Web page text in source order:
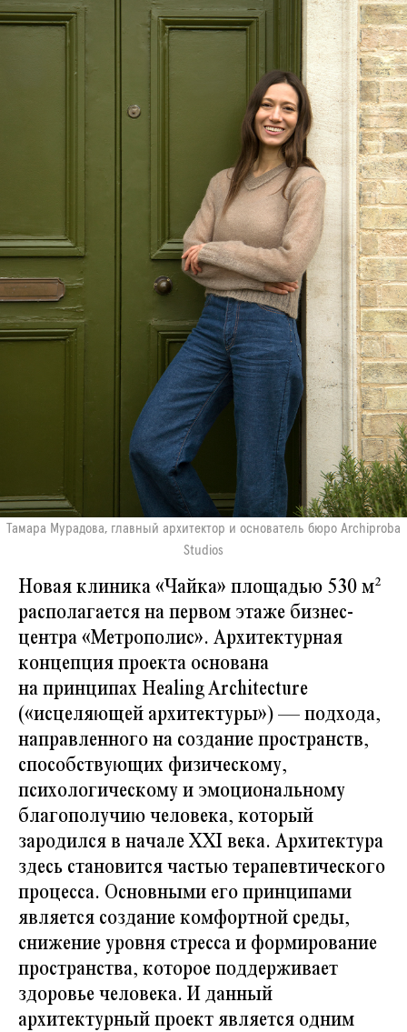
Тамара Мурадова, главный архитектор и основатель бюро Archiproba
Studios
Новая клиника «Чайка» площадью 530 м²
располагается на первом этаже бизнес-
центра «Метрополис». Архитектурная
концепция проекта основана
на принципах Healing Architecture
(«исцеляющей архитектуры») — подхода,
направленного на создание пространств,
способствующих физическому,
психологическому и эмоциональному
благополучию человека, который
зародился в начале XXI века. Архитектура
здесь становится частью терапевтического
процесса. Основными его принципами
является создание комфортной среды,
снижение уровня стресса и формирование
пространства, которое поддерживает
здоровье человека. И данный
архитектурный проект является одним